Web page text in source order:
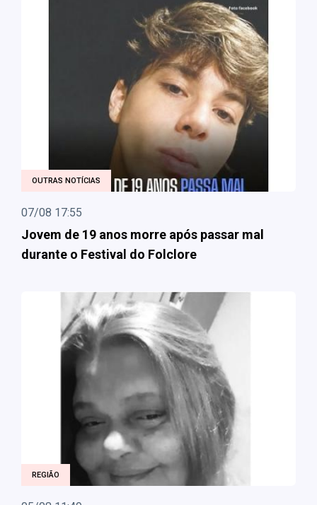
OUTRAS NOTÍCIAS
07/08 17:55
Jovem de 19 anos morre após passar mal
durante o Festival do Folclore
REGIÃO